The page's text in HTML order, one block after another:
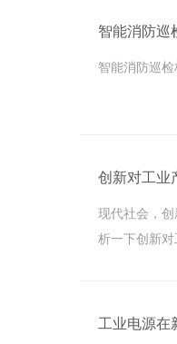
智能消防巡
智能消防巡
创新对工业
现代社会，
析一下创新对
工业电源在